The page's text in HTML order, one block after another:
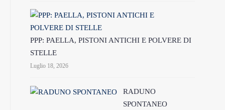
PPP: PAELLA, PISTONI ANTICHI E POLVERE DI
STELLE
Luglio 18, 2026
RADUNO
SPONTANEO